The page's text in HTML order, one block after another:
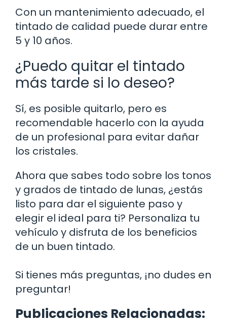
Con un mantenimiento adecuado, el
tintado de calidad puede durar entre
5 y 10 años.
¿Puedo quitar el tintado
más tarde si lo deseo?
Sí, es posible quitarlo, pero es
recomendable hacerlo con la ayuda
de un profesional para evitar dañar
los cristales.
Ahora que sabes todo sobre los tonos
y grados de tintado de lunas, ¿estás
listo para dar el siguiente paso y
elegir el ideal para ti? Personaliza tu
vehículo y disfruta de los beneficios
de un buen tintado.
Si tienes más preguntas, ¡no dudes en
preguntar!
Publicaciones Relacionadas: